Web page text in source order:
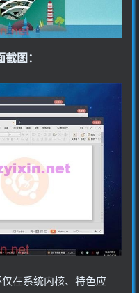
图：
在系统内核、特色应